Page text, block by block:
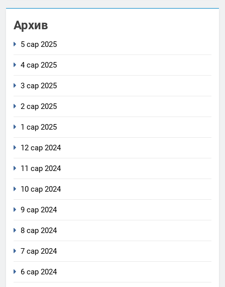
Архив
5 сар 2025
4 сар 2025
3 сар 2025
2 сар 2025
1 сар 2025
12 сар 2024
11 сар 2024
10 сар 2024
9 сар 2024
8 сар 2024
7 сар 2024
6 сар 2024